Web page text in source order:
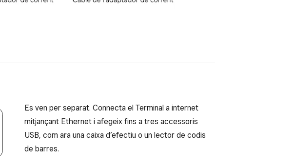
Es ven per separat. Connecta el Terminal a internet
mitjançant Ethernet i afegeix fins a tres accessoris
USB, com ara una caixa d’efectiu o un lector de codis
de barres.